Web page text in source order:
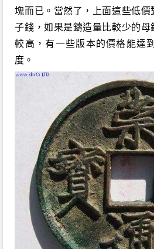
塊而已 。 當然了，上面這些低
子錢，如果是鑄造量比較少的母
較高，有一些版本的價格能達
度。